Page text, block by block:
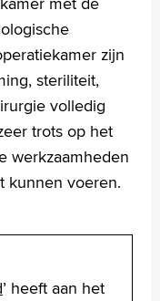
zijn
steriliteit,
volledig
trots op het
werkzaamheden
kunnen voeren.
’ heeft aan het